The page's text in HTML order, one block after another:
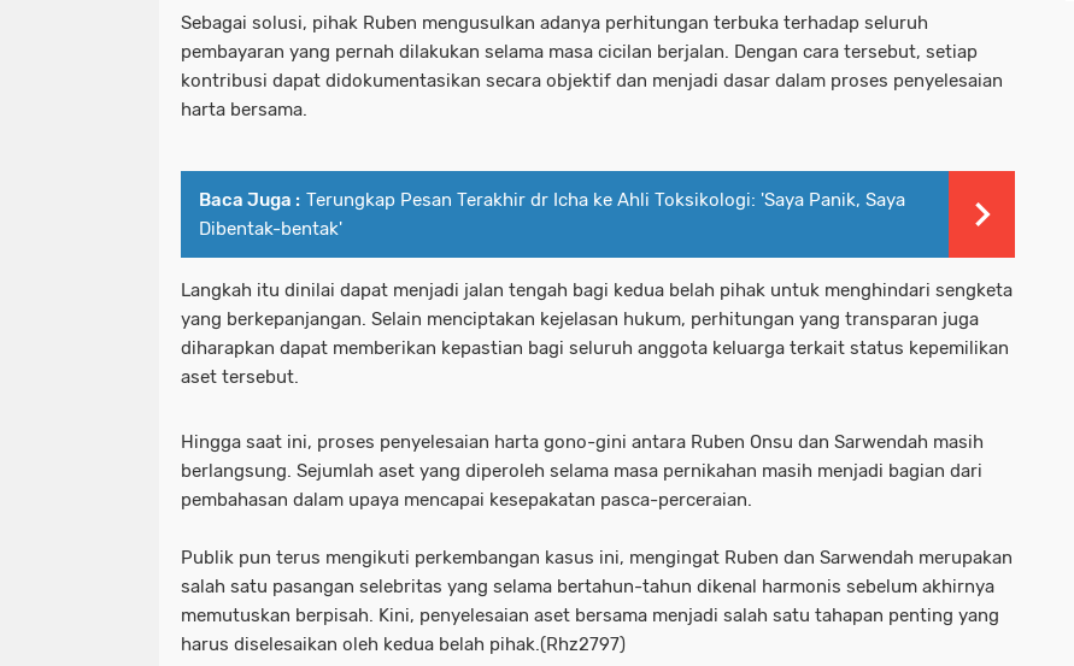
Sebagai solusi, pihak Ruben mengusulkan adanya perhitungan terbuka terhadap seluruh
pembayaran yang pernah dilakukan selama masa cicilan berjalan. Dengan cara tersebut, setiap
kontribusi dapat didokumentasikan secara objektif dan menjadi dasar dalam proses penyelesaian
harta bersama.
Baca Juga : Terungkap Pesan Terakhir dr Icha ke Ahli Toksikologi: 'Saya Panik, Saya
Dibentak-bentak'
Langkah itu dinilai dapat menjadi jalan tengah bagi kedua belah pihak untuk menghindari sengketa
yang berkepanjangan. Selain menciptakan kejelasan hukum, perhitungan yang transparan juga
diharapkan dapat memberikan kepastian bagi seluruh anggota keluarga terkait status kepemilikan
aset tersebut.
Hingga saat ini, proses penyelesaian harta gono-gini antara Ruben Onsu dan Sarwendah masih
berlangsung. Sejumlah aset yang diperoleh selama masa pernikahan masih menjadi bagian dari
pembahasan dalam upaya mencapai kesepakatan pasca-perceraian.
Publik pun terus mengikuti perkembangan kasus ini, mengingat Ruben dan Sarwendah merupakan
salah satu pasangan selebritas yang selama bertahun-tahun dikenal harmonis sebelum akhirnya
memutuskan berpisah. Kini, penyelesaian aset bersama menjadi salah satu tahapan penting yang
harus diselesaikan oleh kedua belah pihak.(Rhz2797)